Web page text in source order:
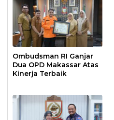
Ombudsman RI Ganjar
Dua OPD Makassar Atas
Kinerja Terbaik